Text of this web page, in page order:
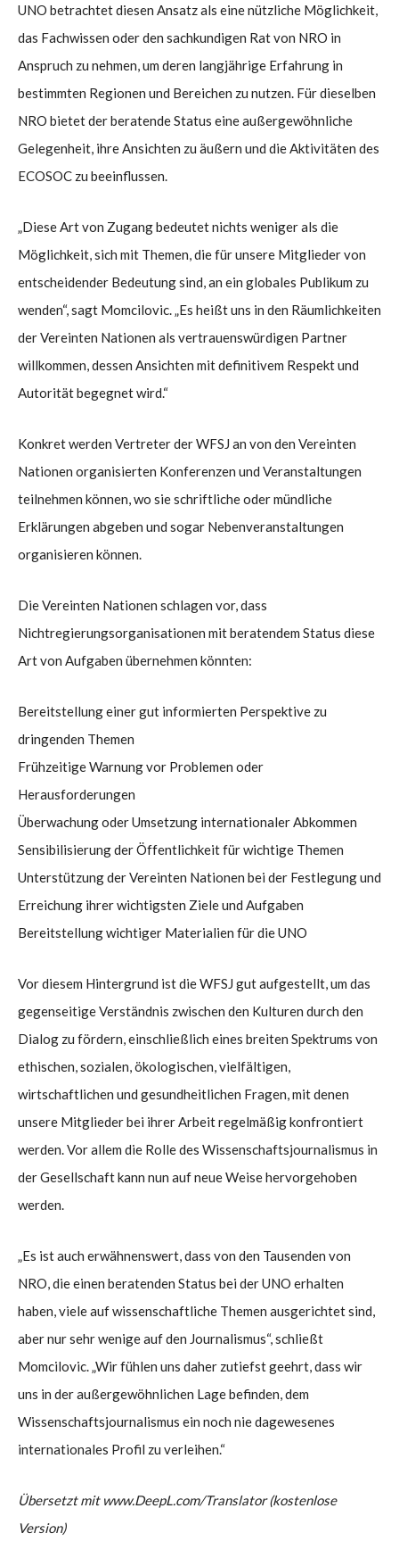
UNO betrachtet diesen Ansatz als eine nützliche Möglichkeit,
das Fachwissen oder den sachkundigen Rat von NRO in
Anspruch zu nehmen, um deren langjährige Erfahrung in
bestimmten Regionen und Bereichen zu nutzen. Für dieselben
NRO bietet der beratende Status eine außergewöhnliche
Gelegenheit, ihre Ansichten zu äußern und die Aktivitäten des
ECOSOC zu beeinflussen.
„Diese Art von Zugang bedeutet nichts weniger als die
Möglichkeit, sich mit Themen, die für unsere Mitglieder von
entscheidender Bedeutung sind, an ein globales Publikum zu
wenden“, sagt Momcilovic. „Es heißt uns in den Räumlichkeiten
der Vereinten Nationen als vertrauenswürdigen Partner
willkommen, dessen Ansichten mit definitivem Respekt und
Autorität begegnet wird.“
Konkret werden Vertreter der WFSJ an von den Vereinten
Nationen organisierten Konferenzen und Veranstaltungen
teilnehmen können, wo sie schriftliche oder mündliche
Erklärungen abgeben und sogar Nebenveranstaltungen
organisieren können.
Die Vereinten Nationen schlagen vor, dass
Nichtregierungsorganisationen mit beratendem Status diese
Art von Aufgaben übernehmen könnten:
Bereitstellung einer gut informierten Perspektive zu
dringenden Themen
Frühzeitige Warnung vor Problemen oder
Herausforderungen
Überwachung oder Umsetzung internationaler Abkommen
Sensibilisierung der Öffentlichkeit für wichtige Themen
Unterstützung der Vereinten Nationen bei der Festlegung und
Erreichung ihrer wichtigsten Ziele und Aufgaben
Bereitstellung wichtiger Materialien für die UNO
Vor diesem Hintergrund ist die WFSJ gut aufgestellt, um das
gegenseitige Verständnis zwischen den Kulturen durch den
Dialog zu fördern, einschließlich eines breiten Spektrums von
ethischen, sozialen, ökologischen, vielfältigen,
wirtschaftlichen und gesundheitlichen Fragen, mit denen
unsere Mitglieder bei ihrer Arbeit regelmäßig konfrontiert
werden. Vor allem die Rolle des Wissenschaftsjournalismus in
der Gesellschaft kann nun auf neue Weise hervorgehoben
werden.
„Es ist auch erwähnenswert, dass von den Tausenden von
NRO, die einen beratenden Status bei der UNO erhalten
haben, viele auf wissenschaftliche Themen ausgerichtet sind,
aber nur sehr wenige auf den Journalismus“, schließt
Momcilovic. „Wir fühlen uns daher zutiefst geehrt, dass wir
uns in der außergewöhnlichen Lage befinden, dem
Wissenschaftsjournalismus ein noch nie dagewesenes
internationales Profil zu verleihen.“
Übersetzt mit www.DeepL.com/Translator (kostenlose
Version)